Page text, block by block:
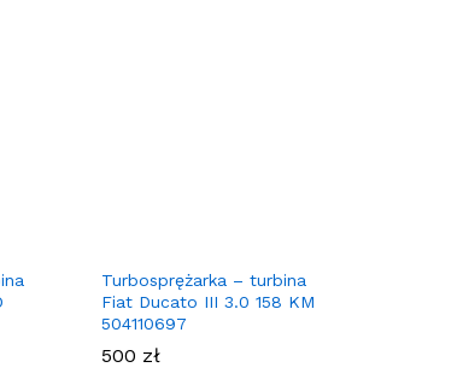
Turbosprężarka – turbina
Fiat Ducato III 3.0 158 KM
504110697
500 zł